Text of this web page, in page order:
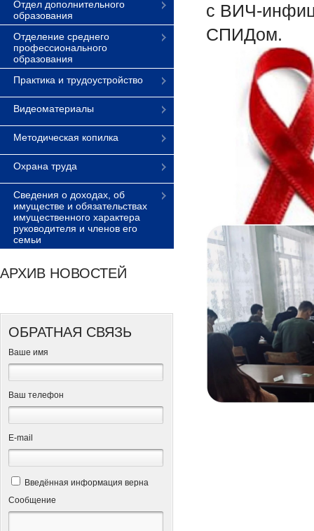
Отдел дополнительного
образования
Отделение среднего
профессионального
образования
Практика и трудоустройство
Видеоматериалы
Методическая копилка
Охрана труда
Сведения о доходах, об
имуществе и обязательствах
имущественного характера
руководителя и членов его
семьи
АРХИВ НОВОСТЕЙ
ОБРАТНАЯ СВЯЗЬ
Ваше имя
Ваш телефон
Е-mail
Введённая информация верна
Сообщение
с ВИЧ-
СПИДом.